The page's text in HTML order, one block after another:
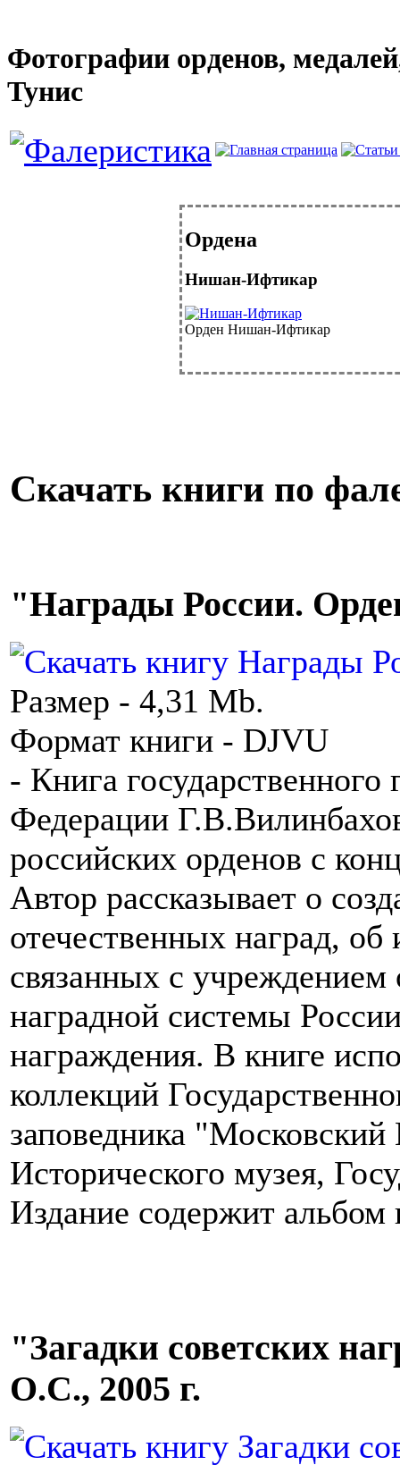
Фотографии орденов,
Тунис
Ордена
Нишан-Ифтикар
Орден Нишан-Ифтикар
Скачать книги по
"Награды России.
Размер - 4,31 Mb.
Формат книги - DJVU
- Книга государственного
Федерации
российских орденов с
Автор рассказывает о
отечественных наград,
связанных с учреждением
наградной системы
награждения. В книге
коллекций
заповедника
Исторического музея,
Издание содержит
"Загадки советских
О.С., 2005 г.